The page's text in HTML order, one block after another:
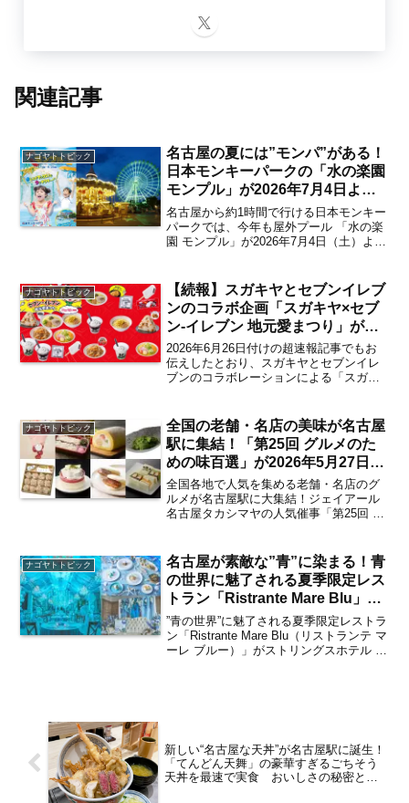
関連記事
ナゴヤトトピック
名古屋の夏には”モンパ”がある！
日本モンキーパークの「水の楽園
モンプル」が2026年7月4日より
スタート 8・9月はすみっコぐら
しと踊れる「モンパの夜まつり」
も開催【犬山】
名古屋から約1時間で行ける日本モンキー
パークでは、今年も屋外プール 「水の楽
園 モンプル」が2026年7月4日（土）より
いよいよ始まります。また、8月・9月の
指定日には...
ナゴヤトトピック
【続報】スガキヤとセブンイレブ
ンのコラボ企画「スガキヤ×セブ
ン‐イレブン 地元愛まつり」が正
式発表！2026年7月3日から発売
される注目のコラボ商品の詳細
は？【まとめ／名古屋初】
2026年6月26日付けの超速報記事でもお
伝えしたとおり、スガキヤとセブンイレ
ブンのコラボレーションによる「スガキ
催。スガキヤのこだわりが詰まったラー
メンや、定番...
ナゴヤトトピック
全国の老舗・名店の美味が名古屋
駅に集結！「第25回 グルメのた
めの味百選」が2026年5月27日～
6月1日までジェイアール名古屋タ
カシマヤにて開催 注目の絶品グ
ルメは？【名古屋駅】
全国各地で人気を集める老舗・名店のグ
ルメが名古屋駅に大集結！ジェイアール
名古屋タカシマヤの人気催事「第25回 グ
す。同イベントでは、長年受け継がれる
職人技から生ま...
ナゴヤトトピック
名古屋が素敵な”青”に染まる！青
の世界に魅了される夏季限定レス
トラン「Ristrante Mare Blu」が
2026年6月28日より期間限定でオ
ープン 見どころは？【ささしま
ライブ】
”青の世界”に魅了される夏季限定レストラ
ン「Ristrante Mare Blu（リストランテ マ
ーレ ブルー）」がストリングスホテル 名
新しい“名古屋な天丼”が名古屋駅に誕生！
「てんどん天舞」の豪華すぎるごちそう
天丼を最速で実食 おいしさの秘密と